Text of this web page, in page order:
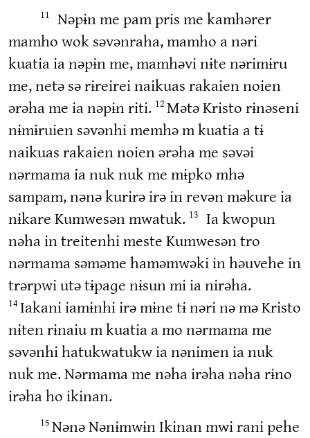
11
Nəpɨn me pam pris me kamhərer
mamho wok səvənraha, mamho a nəri
kuatia ia nəpɨn me, mamhəvi nɨte nərimɨru
me, netə sə rɨreirei naikuas rakaien noien
ərəha me ia nəpɨn riti. 12 Mətə Kristo rɨnəseni
nɨmɨruien səvənhi memhə m kuatia a tɨ
naikuas rakaien noien ərəha me səvəi
nərmama ia nuk nuk me mɨpko mhə
sampam, nənə kurirə irə in revən məkure ia
nɨkare Kumwesən mwatuk. 13
Ia kwopun
nəha in treitenhi meste Kumwesən tro
nərmama səməme haməmwəki in həuvehe in
trərpwi utə tɨpaɡe nɨsun mi ia nirəha.
14 Iakani iamɨnhi irə mɨne tɨ nəri nə mə Kristo
nɨten rɨnaiu m kuatia a mo nərmama me
səvənhi hatukwatukw ia nənimen ia nuk
nuk me. Nərmama me nəha irəha nəha rɨno
irəha ho ikinan.
15 Nənə Nənɨmwɨn Ikinan mwi rani pehe